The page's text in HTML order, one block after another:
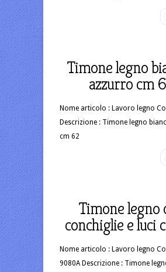
Timone legno
azzurro cm
Nome articolo : Lavoro legno
Descrizione : Timone legno
cm 62
Timone legno
conchiglie e luci
Nome articolo : Lavoro legno
9080A Descrizione : Timone